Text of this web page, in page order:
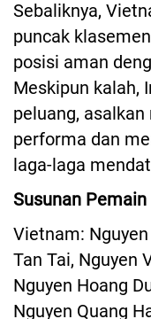
Sebaliknya,
puncak
posisi aman
Meskipun kalah,
peluang,
performa dan
laga-laga
Susunan Pemain
Vietnam:
Tan Tai, Nguyen
Nguyen Hoang
Nguyen Quang